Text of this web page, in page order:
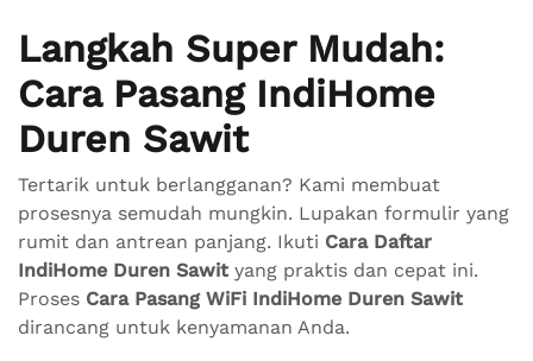
Langkah Super Mudah:
Cara Pasang IndiHome
Duren Sawit
Tertarik untuk berlangganan? Kami membuat
prosesnya semudah mungkin. Lupakan formulir yang
rumit dan antrean panjang. Ikuti Cara Daftar
IndiHome Duren Sawit yang praktis dan cepat ini.
Proses Cara Pasang WiFi IndiHome Duren Sawit
dirancang untuk kenyamanan Anda.